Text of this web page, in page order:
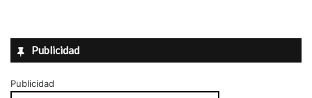
Publicidad
Publicidad